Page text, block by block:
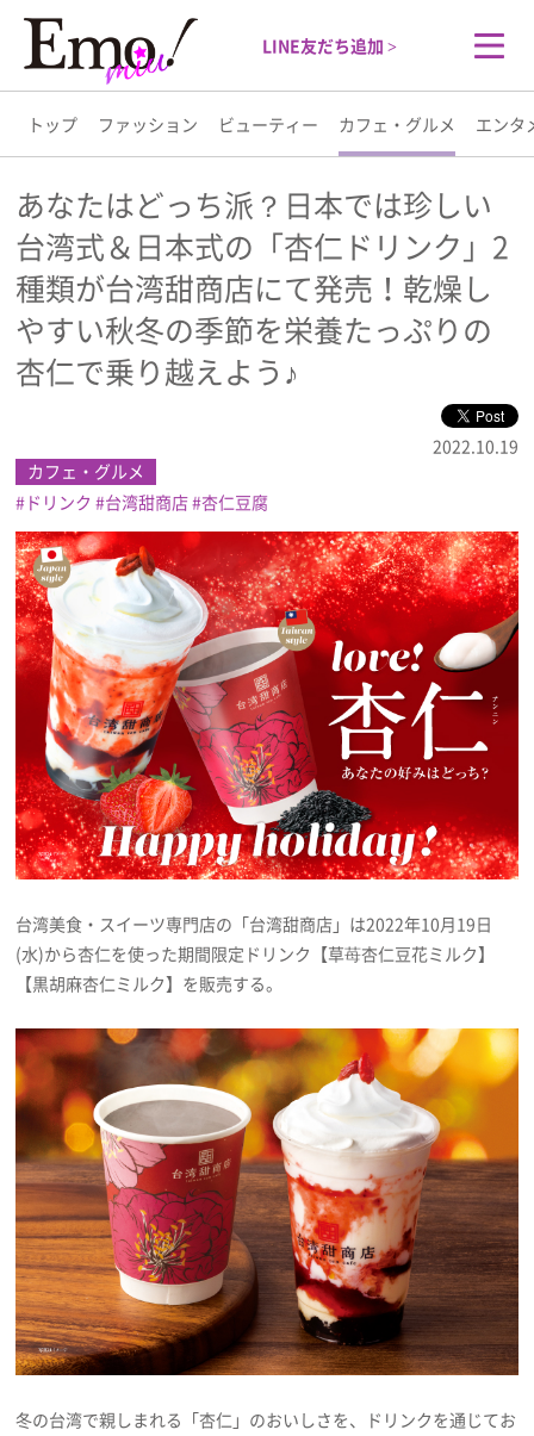
LINE友だち追加 >
トップ ファッション ビューティー カフェ・グルメ エンタ
トップ
ファッション
ビューティー
カフェ・グルメ
エンタメ
ライフスタイル
プレゼント
インタビュー
フィルム
Emoメン
ランキング
Emo!miuとは？
免責事項
プライバシーポリシー
利用規約
お問い合わせ
あなたはどっち派？日本では珍しい
台湾式＆日本式の「杏仁ドリンク」2
種類が台湾甜商店にて発売！乾燥し
やすい秋冬の季節を栄養たっぷりの
杏仁で乗り越えよう♪
2022.10.19
カフェ・グルメ
ドリンク
台湾甜商店 杏仁豆腐
台湾美食・スイーツ専門店の「台湾甜商店」は2022年10月19日
(水)から杏仁を使った期間限定ドリンク【草苺杏仁豆花ミルク】
【黒胡麻杏仁ミルク】を販売する。
冬の台湾で親しまれる「杏仁」のおいしさを、ドリンクを通じてお